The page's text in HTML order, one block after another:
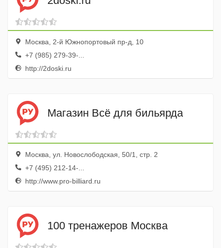
Москва, 2-й Южнопортовый пр-д, 10
+7 (985) 279-39-...
http://2doski.ru
Магазин Всё для бильярда
Москва, ул. Новослободская, 50/1, стр. 2
+7 (495) 212-14-...
http://www.pro-billiard.ru
100 тренажеров Москва